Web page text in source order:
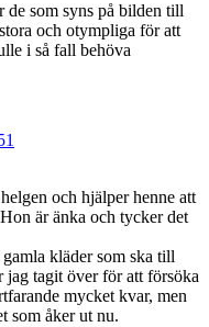
de som syns på bilden till
och otympliga för att
i så fall behöva
och hjälper henne att
är änka och tycker det
kläder som ska till
jag tagit över för att försöka
mycket kvar, men
som åker ut nu.